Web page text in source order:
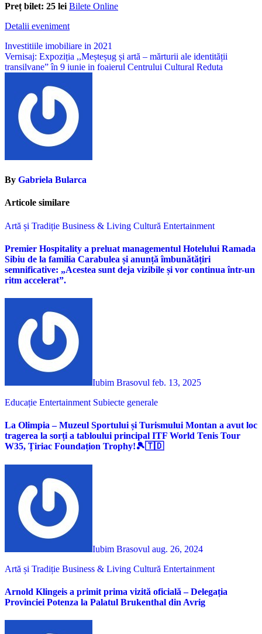
Preț bilet: 25 lei Bilete Online
Detalii eveniment
Navigare
în
Investitiile imobiliare in 2021
Vernisaj: Expoziția ,,Meșteșug și artă – mărturii ale identității
transilvane” în 9 iunie in foaierul Centrului Cultural Reduta
By Gabriela Bularca
Articole similare
Artă și Tradiție Business & Living Cultură Entertainment
Premier Hospitality a preluat managementul Hotelului Ramada
Sibiu de la familia Carabulea și anunță îmbunătățiri
semnificative: „Acestea sunt deja vizibile și vor continua într-un
ritm accelerat”.
Iubim Brasovul feb. 13, 2025
Educație Entertainment Subiecte generale
La Olimpia – Muzeul Sportului și Turismului Montan a avut loc
tragerea la sorți a tabloului principal ITF World Tenis Tour
W35, Țiriac Foundațion Trophy!🎾🇹🇩
Iubim Brasovul aug. 26, 2024
Artă și Tradiție Business & Living Cultură Entertainment
Arnold Klingeis a primit prima vizită oficială – Delegația
Provinciei Potenza la Palatul Brukenthal din Avrig